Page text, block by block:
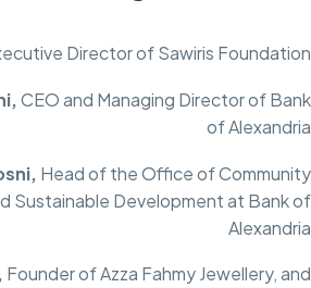
Director of Sawiris Foundation
CEO and Managing Director of Bank
of Alexandria
Head of the Office of Community
Sustainable Development at Bank of
Alexandria
Founder of Azza Fahmy Jewellery, and